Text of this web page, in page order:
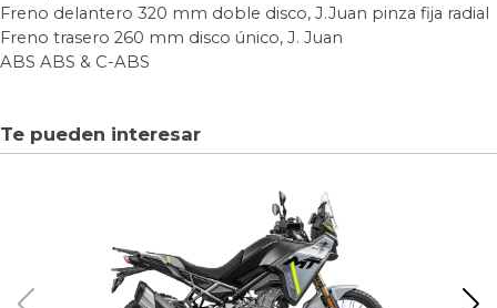
Freno delantero 320 mm doble disco, J.Juan pinza fija radial
Freno trasero 260 mm disco único, J. Juan
ABS ABS & C-ABS
Te pueden interesar